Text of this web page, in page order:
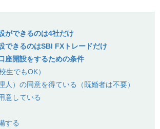
ができるのは4社だけ
できるのはSBI FXトレードだけ
座開設をするための条件
生でもOK）
人）の同意を得ている（既婚者は不要）
意している
する